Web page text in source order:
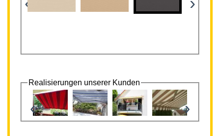
Realisierungen unserer Kunden
‹ ›